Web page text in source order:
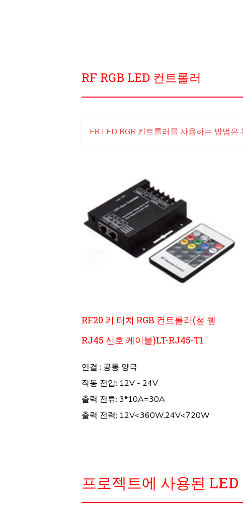
RF RGB LED 컨트롤러
FR LED RGB 컨트롤러를 사용하는 방법은
RF20 키 터치 RGB 컨트롤러(철 쉘
RJ45 신호 케이블)LT-RJ45-T1
연결 : 공통 양극
작동 전압: 12V - 24V
출력 전류: 3*10A=30A
출력 전력: 12V<360W,24V<720W
프로젝트에 사용된 LED